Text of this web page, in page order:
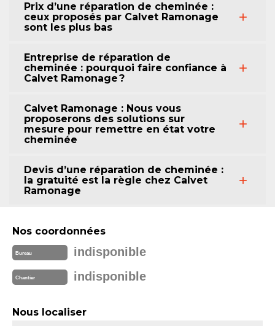
Prix d’une réparation de cheminée :
ceux proposés par Calvet Ramonage
sont les plus bas
Entreprise de réparation de
cheminée : pourquoi faire confiance à
Calvet Ramonage ?
Calvet Ramonage : Nous vous
proposerons des solutions sur
mesure pour remettre en état votre
cheminée
Devis d’une réparation de cheminée :
la gratuité est la règle chez Calvet
Ramonage
Nos coordonnées
Bureau indisponible
Chantier indisponible
Nous localiser